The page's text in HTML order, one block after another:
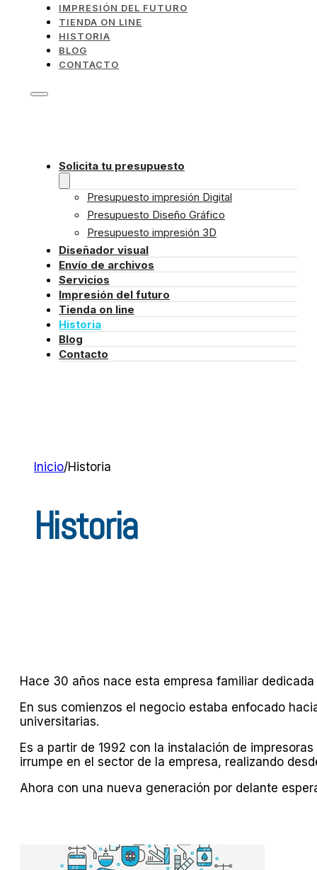
IMPRESIÓN DEL FUTURO
TIENDA ON LINE
HISTORIA
BLOG
CONTACTO
Solicita tu presupuesto
Presupuesto impresión Digital
Presupuesto Diseño Gráfico
Presupuesto impresión 3D
Diseñador visual
Envío de archivos
Servicios
Impresión del futuro
Tienda on line
Historia
Blog
Contacto
Inicio/Historia
Historia
Hace 30 años nace esta empresa familiar
En sus comienzos el negocio estaba enfocado
universitarias.
Es a partir de 1992 con la instalación de
irrumpe en el sector de la empresa, realizando
Ahora con una nueva generación por delante